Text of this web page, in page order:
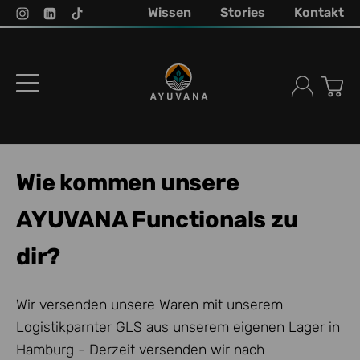
Wissen Stories Kontakt
Wie kommen unsere
AYUVANA Functionals zu
dir?
Wir versenden unsere Waren mit unserem
Logistikparnter GLS aus unserem eigenen Lager in
Hamburg - Derzeit versenden wir nach